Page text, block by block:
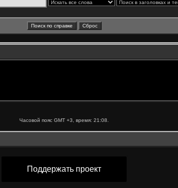
Часовой пояс GMT +3, время: 21:08
Поддержать проект